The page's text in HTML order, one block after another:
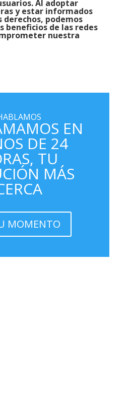
Al adoptar
y estar informados
derechos, podemos
beneficios de las redes
nuestra
EN
DE 24
TU
MÁS
MOMENTO